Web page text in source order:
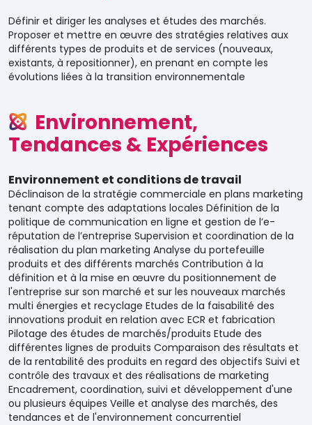
Définir et diriger les analyses et études des marchés.
Proposer et mettre en œuvre des stratégies relatives aux
différents types de produits et de services (nouveaux,
existants, à repositionner), en prenant en compte les
évolutions liées à la transition environnementale
Environnement,
Tendances & Expériences
Environnement et conditions de travail
Déclinaison de la stratégie commerciale en plans marketing
tenant compte des adaptations locales Définition de la
politique de communication en ligne et gestion de l’e-
réputation de l’entreprise Supervision et coordination de la
réalisation du plan marketing Analyse du portefeuille
produits et des différents marchés Contribution à la
définition et à la mise en œuvre du positionnement de
l'entreprise sur son marché et sur les nouveaux marchés
multi énergies et recyclage Etudes de la faisabilité des
innovations produit en relation avec ECR et fabrication
Pilotage des études de marchés/produits Etude des
différentes lignes de produits Comparaison des résultats et
de la rentabilité des produits en regard des objectifs Suivi et
contrôle des travaux et des réalisations de marketing
Encadrement, coordination, suivi et développement d'une
ou plusieurs équipes Veille et analyse des marchés, des
tendances et de l'environnement concurrentiel